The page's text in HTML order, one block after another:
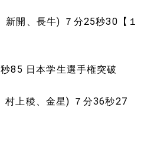
新開、長牛) ７分25秒30【１
85 日本学生選手権突破
村上稜、金星) ７分36秒27